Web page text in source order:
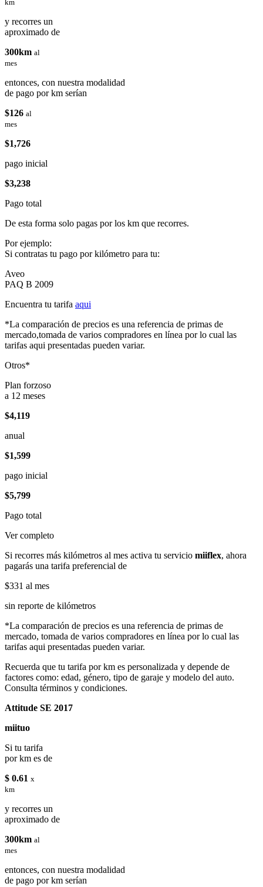
km
y recorres un
aproximado de
300km al
mes
entonces, con nuestra modalidad
de pago por km serían
$126 al
mes
$1,726
pago inicial
$3,238
Pago total
De esta forma solo pagas por los km que recorres.
Por ejemplo:
Si contratas tu pago por kilómetro para tu:
Aveo
PAQ B 2009
Encuentra tu tarifa aqui
*La comparación de precios es una referencia de primas de
mercado,tomada de varios compradores en línea por lo cual las
tarifas aqui presentadas pueden variar.
Otros*
Plan forzoso
a 12 meses
$4,119
anual
$1,599
pago inicial
$5,799
Pago total
Ver completo
Si recorres más kilómetros al mes activa tu servicio miiflex, ahora
pagarás una tarifa preferencial de
$331 al mes
sin reporte de kilómetros
*La comparación de precios es una referencia de primas de
mercado, tomada de varios compradores en línea por lo cual las
tarifas aqui presentadas pueden variar.
Recuerda que tu tarifa por km es personalizada y depende de
factores como: edad, género, tipo de garaje y modelo del auto.
Consulta términos y condiciones.
Attitude SE 2017
miituo
Si tu tarifa
por km es de
$ 0.61 x
km
y recorres un
aproximado de
300km al
mes
entonces, con nuestra modalidad
de pago por km serían